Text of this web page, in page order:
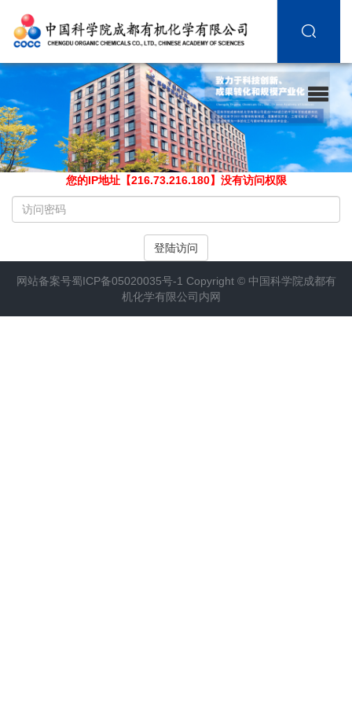
您的IP地址【216.73.216.180】没有访问权限
输
入
访
密
码
登陆访问
网站备案号蜀ICP备05020035号-1 Copyright © 中国科学院成都有
机化学有限公司内网